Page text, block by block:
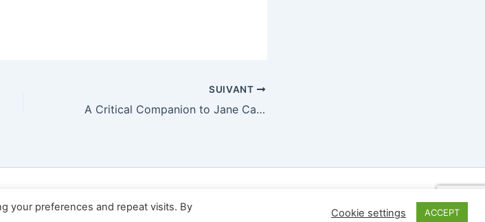
SUIVANT
A Critical Companion to Jane Campion
| Propulsé parThème WordPress Astra
your preferences and repeat visits. By
Cookie settings ACCEPT